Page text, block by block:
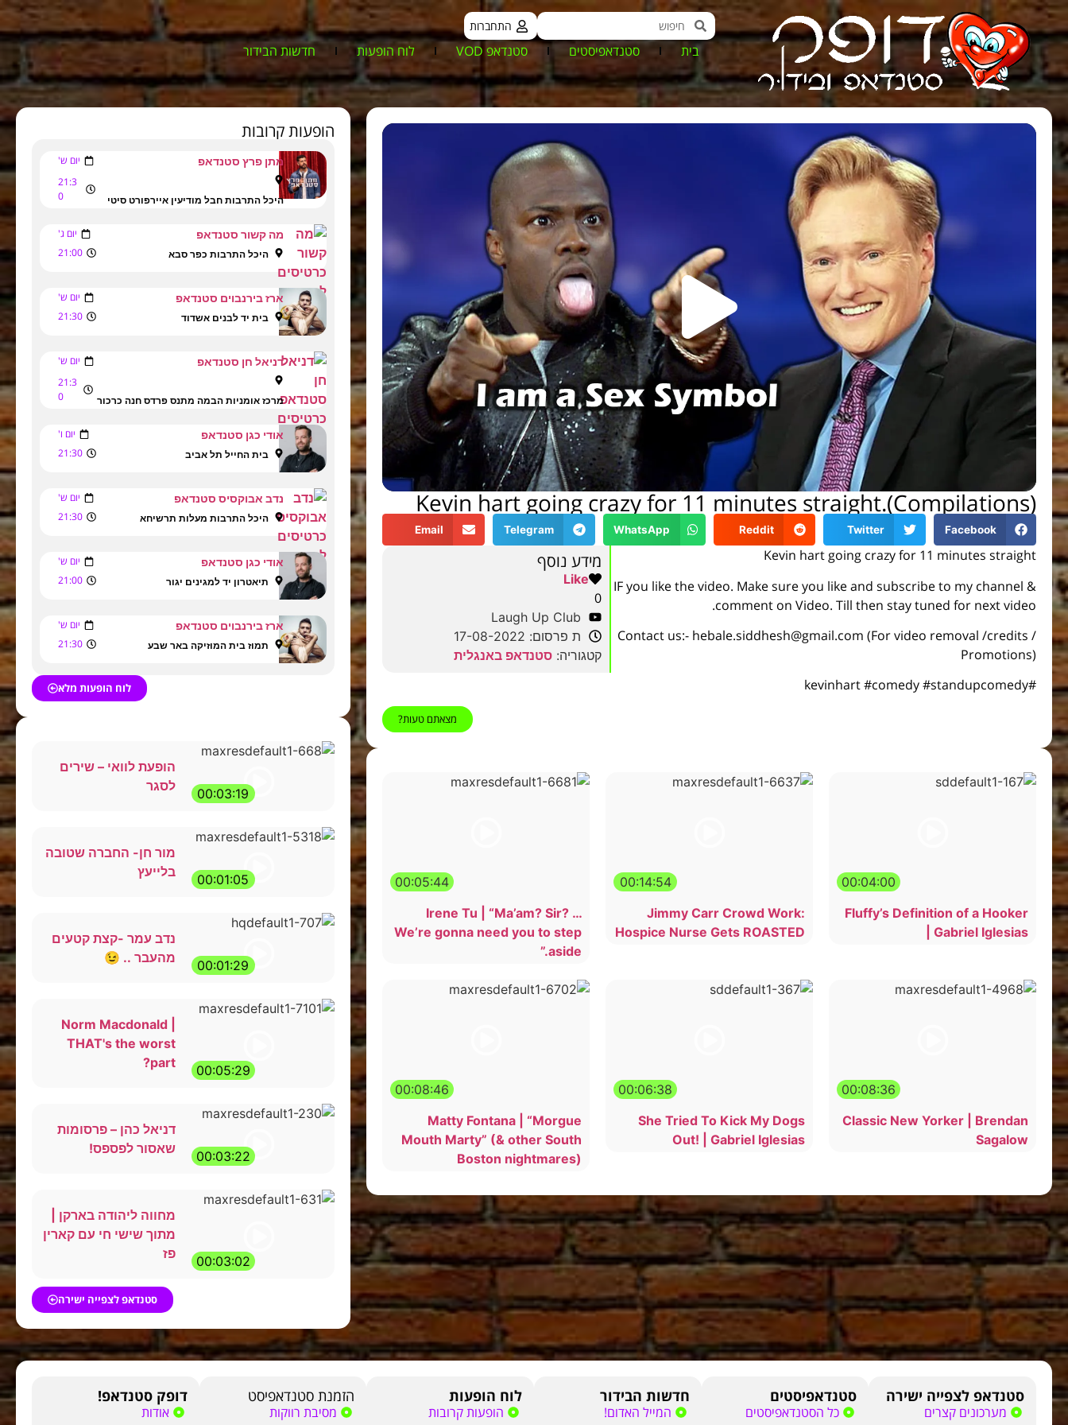
התחברות
בית סטנדאפיסטים סטנדאפ VOD לוח הופעות חדשות הבידור
Kevin hart going crazy for 11 minutes straight.(Compilations)
Facebook
Twitter
Reddit
WhatsApp
Telegram
Email
Kevin hart going crazy for 11 minutes straight
IF you like the video. Make sure you like and subscribe to my channel &
comment on Video. Till then stay tuned for next video.
Contact us:- hebale.siddhesh@gmail.com (For video removal /credits /
Promotions)
#kevinhart #comedy #standupcomedy
מידע נוסף
Like
0
Laugh Up Club
ת פרסום: 17-08-2022
קטגוריה: סטנדאפ באנגלית
מצאתם טעות?
00:04:00
Fluffy’s Definition of a Hooker
| Gabriel Iglesias
00:14:54
Jimmy Carr Crowd Work:
Hospice Nurse Gets ROASTED
00:05:44
Irene Tu | “Ma’am? Sir? …
We’re gonna need you to step
aside.”
00:08:36
Classic New Yorker | Brendan
Sagalow
00:06:38
She Tried To Kick My Dogs
Out! | Gabriel Iglesias
00:08:46
Matty Fontana | “Morgue
Mouth Marty” (& other South
Boston nightmares)
הופעות קרובות
מתן פרץ סטנדאפ יום ש'
היכל התרבות חבל מודיעין איירפורט סיטי
21:3
0
מה קשור סטנדאפ יום ג'
היכל התרבות כפר סבא 21:00
ארז בירנבוים סטנדאפ יום ש'
בית יד לבנים אשדוד 21:30
דניאל חן סטנדאפ יום ש'
מרכז אומניות הבמה מתנס פרדס חנה כרכור
21:3
0
אודי כגן סטנדאפ יום ו'
בית החייל תל אביב 21:30
נדב אבוקסיס סטנדאפ יום ש'
היכל התרבות מעלות תרשיחא 21:30
אודי כגן סטנדאפ יום ש'
תיאטרון יד למגינים יגור 21:00
ארז בירנבוים סטנדאפ יום ש'
תמוז בית המוזיקה באר שבע 21:30
לוח הופעות מלא
00:03:19
הופעת לוואי – שירים
לסגר
00:01:05
מור חן- החברה שטובה
בלייעץ
00:01:29
נדב עמר -קצת קטעים
מהעבר .. 😉
00:05:29
Norm Macdonald |
THAT's the worst
part?
00:03:22
דניאל כהן – פרסומות
שאסור לפספס!
00:03:02
מחווה ליהודה בארקן |
מתוך שישי חי עם קארין
פז
סטנדאפ לצפייה ישירה
סטנדאפ לצפייה ישירה
מערכונים קצרים
סטנדאפיסטים
כל הסטנדאפיסטים
חדשות הבידור
המייל האדום!
לוח הופעות
הופעות קרובות
הזמנת סטנדאפיסט
מסיבת רווקות
דופק סטנדאפ!
אודות